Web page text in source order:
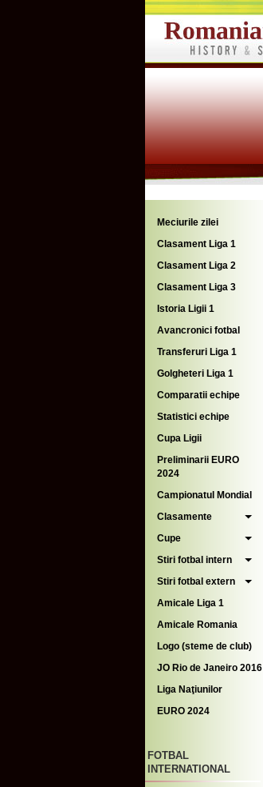
Meciurile zilei
Clasament Liga 1
Clasament Liga 2
Clasament Liga 3
Istoria Ligii 1
Avancronici fotbal
Transferuri Liga 1
Golgheteri Liga 1
Comparatii echipe
Statistici echipe
Cupa Ligii
Preliminarii EURO
2024
Campionatul Mondial
Clasamente
Cupe
Stiri fotbal intern
Stiri fotbal extern
Amicale Liga 1
Amicale Romania
Logo (steme de club)
JO Rio de Janeiro 2016
Liga Naţiunilor
EURO 2024
FOTBAL
INTERNATIONAL